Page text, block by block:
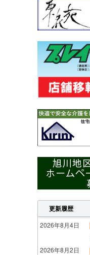
更新履歴
2026年8月4日
2026年8月2日